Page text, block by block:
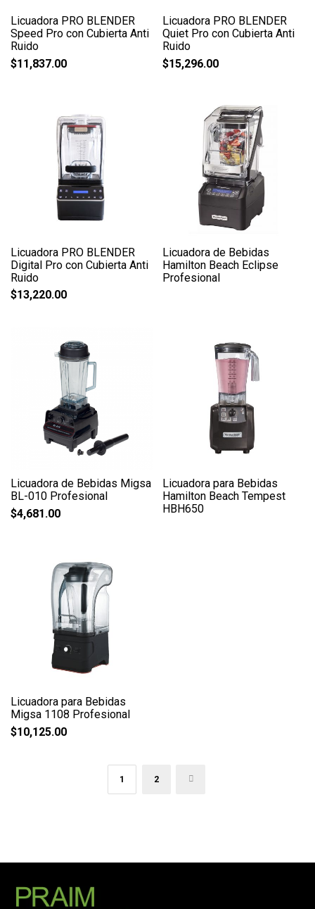
Licuadora PRO BLENDER
Speed Pro con Cubierta Anti
Ruido
$11,837.00
Licuadora PRO BLENDER
Quiet Pro con Cubierta Anti
Ruido
$15,296.00
Licuadora PRO BLENDER
Digital Pro con Cubierta Anti
Ruido
$13,220.00
Licuadora de Bebidas
Hamilton Beach Eclipse
Profesional
Licuadora de Bebidas Migsa
BL-010 Profesional
$4,681.00
Licuadora para Bebidas
Hamilton Beach Tempest
HBH650
Licuadora para Bebidas
Migsa 1108 Profesional
$10,125.00
1 2 →